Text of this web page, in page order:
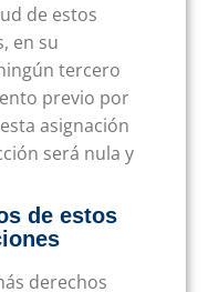
de estos
en su
tercero
previo por
asignación
será nula y
de estos
derechos